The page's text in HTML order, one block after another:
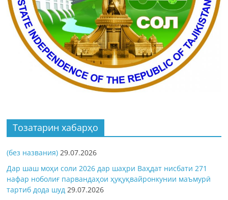
Тозатарин хабарҳо
(без названия) 29.07.2026
Дар шаш моҳи соли 2026 дар шаҳри Ваҳдат нисбати 271
нафар ноболиғ парвандаҳои ҳуқуқвайронкунии маъмурӣ
тартиб дода шуд 29.07.2026